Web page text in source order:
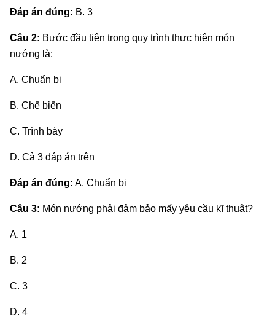
Đáp án đúng: B. 3
Câu 2: Bước đầu tiên trong quy trình thực hiện món
nướng là:
A. Chuẩn bị
B. Chế biến
C. Trình bày
D. Cả 3 đáp án trên
Đáp án đúng: A. Chuẩn bị
Câu 3: Món nướng phải đảm bảo mấy yêu cầu kĩ thuật?
A. 1
B. 2
C. 3
D. 4